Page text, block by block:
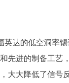
英达的低空洞率
先进的制备工艺
大大降低了信号